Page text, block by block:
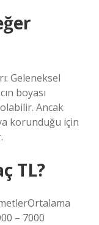
Geleneksel
boyası
Ancak
korunduğu için
TL?
– 7000